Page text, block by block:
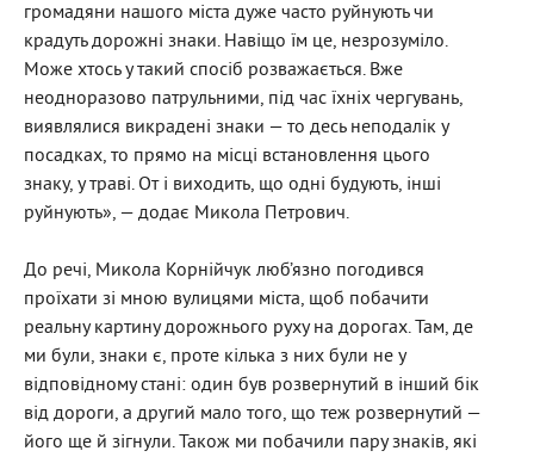
громадяни нашого міста дуже часто руйнують чи
крадуть дорожні знаки. Навіщо їм це, незрозуміло.
Може хтось у такий спосіб розважається. Вже
неодноразово патрульними, під час їхніх чергувань,
виявлялися викрадені знаки — то десь неподалік у
посадках, то прямо на місці встановлення цього
знаку, у траві. От і виходить, що одні будують, інші
руйнують», — додає Микола Петрович.
До речі, Микола Корнійчук люб’язно погодився
проїхати зі мною вулицями міста, щоб побачити
реальну картину дорожнього руху на дорогах. Там, де
ми були, знаки є, проте кілька з них були не у
відповідному стані: один був розвернутий в інший бік
від дороги, а другий мало того, що теж розвернутий —
його ще й зігнули. Також ми побачили пару знаків, які